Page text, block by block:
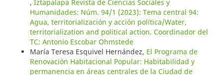
, Iztapalapa Revista de Ciencias Sociales y
Humanidades: Núm. 94/1 (2023): Tema central 94:
Agua, territorialización y acción política/Water,
territorialization and political action. Coordinador del
TC: Antonio Escobar Ohmstede
María Teresa Esquivel Hernández, El Programa de
Renovación Habitacional Popular: Habitabilidad y
permanencia en áreas centrales de la Ciudad de